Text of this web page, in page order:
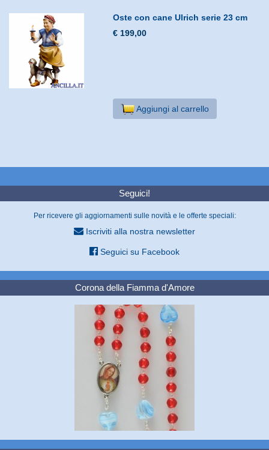
Oste con cane Ulrich serie 23 cm
€ 199,00
Aggiungi al carrello
Seguici!
Per ricevere gli aggiornamenti sulle novità e le offerte speciali:
Iscriviti alla nostra newsletter
Seguici su Facebook
Corona della Fiamma d'Amore